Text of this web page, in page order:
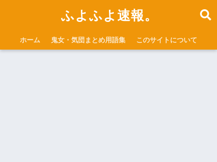
ふよふよ速報。
ホーム 鬼女・気団まとめ用語集 このサイトについて